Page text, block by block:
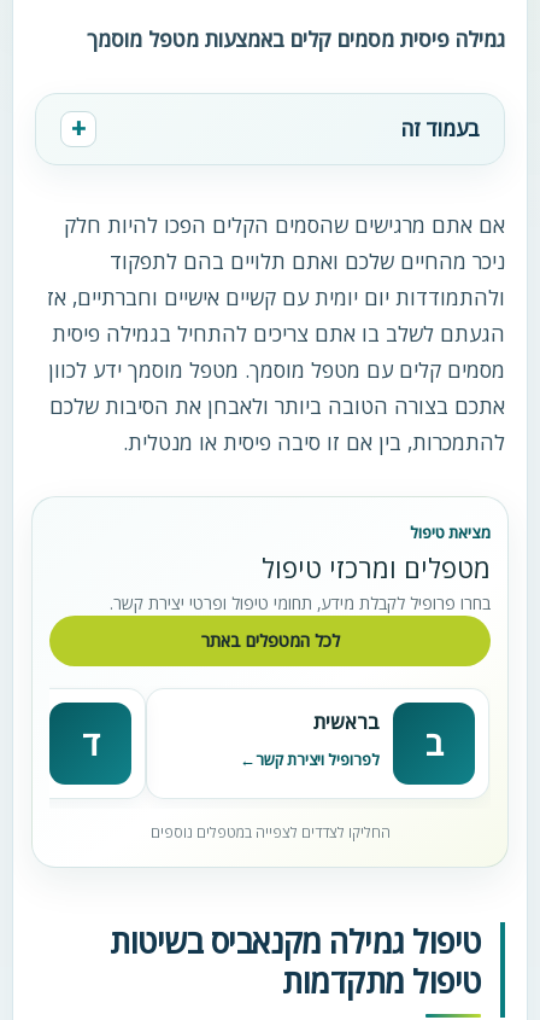
גמילה פיסית מסמים קלים באמצעות מטפל מוסמך
בעמוד זה
אם אתם מרגישים שהסמים הקלים הפכו להיות חלק
ניכר מהחיים שלכם ואתם תלויים בהם לתפקוד
ולהתמודדות יום יומית עם קשיים אישיים וחברתיים, אז
הגעתם לשלב בו אתם צריכים להתחיל בגמילה פיסית
מסמים קלים עם מטפל מוסמך. מטפל מוסמך ידע לכוון
אתכם בצורה הטובה ביותר ולאבחן את הסיבות שלכם
להתמכרות, בין אם זו סיבה פיסית או מנטלית.
מציאת טיפול
מטפלים ומרכזי טיפול
בחרו פרופיל לקבלת מידע, תחומי טיפול ופרטי יצירת קשר.
לכל המטפלים באתר
ב בראשית
לפרופיל ויצירת קשר ד
החליקו לצדדים לצפייה במטפלים נוספים
טיפול גמילה מקנאביס בשיטות
טיפול מתקדמות